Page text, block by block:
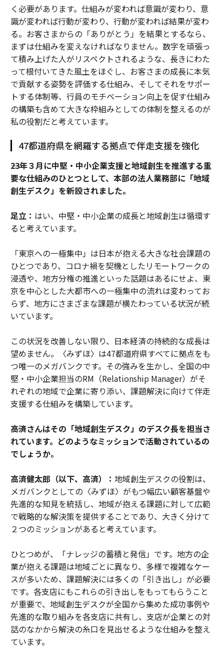
く必要があります。仕組みが変われば意識が変わり、意
識が変われば行動が変わり、行動が変われば結果が変わ
る。お客さまからの「ありがとう」を結果とするなら、
まずは仕組みを変えなければなりません。数字を頑張っ
て積み上げた人がリスペクトされるような、長きにわた
って根付いてきた風土をほぐし、お客さまの成長に本気
で貢献する姿勢を評価する仕組み、そしてそれをサポー
トする体制等、行員のモチベーション向上を促す仕組み
の構築も含めて大きな枠組みとしての体制を整えるのが
私の役割だと考えています。
47都道府県を網羅する拠点で伴走支援を強化
――23年３月に中堅・中小企業支援と地域創生を推進する重
要な仕組みのひとつとして、本部の法人業務部に「地域
創生デスク」を新設されました。
足立： はい、中堅・中小企業の成長と地域創生は循環す
ると考えています。
「東京への一極集中」は日本が抱える大きな社会課題の
ひとつであり、コロナ禍を契機としたリモートワークの
浸透や、地方分権の推進といった話題はあるにせよ、東
京を中心とした大都市への一極集中の流れは変わってお
らず、地方にさまざまな課題が横たわっている状況が続
いています。
この状況を改善しない限り、日本経済の持続的な成長は
望めません。〈みずほ〉は47都道府県すべてに拠点をも
つ唯一のメガバンクです。その強みを生かし、全国の中
堅・中小企業担当のRM（Relationship Manager）がそ
れぞれの地域で企業に寄り添い、課題解決に向けて伴走
支援する仕組みを構築しています。
――高済さんはその「地域創生デスク」のデスク長を担当さ
れています。どのようなミッションで活動されているの
でしょうか。
高済健太郎（以下、高済）： 地域創生デスクの役割は、
メガバンクとしての〈みずほ〉がもつ幅広い顧客基盤や
先進的な知見を統括し、地域が抱える課題に対して広範
で戦略的な解決策を提供することであり、大きく分けて
２つのミッションがあると考えています。
ひとつめが、「ナレッジの蓄積と発信」です。地方の企
業が抱える課題は地域ごとに異なり、多様で複雑なケー
スが多いため、課題解決には多くの「引き出し」が必要
です。各支店にもこれらの引き出しをもってもらうこと
が重要で、地域創生デスクが全国から集めた成功事例や
先進的な取り組みを各支店に共有し、支店が企業との対
話のなかから解決の糸口を見出せるような仕組みを整え
ています。